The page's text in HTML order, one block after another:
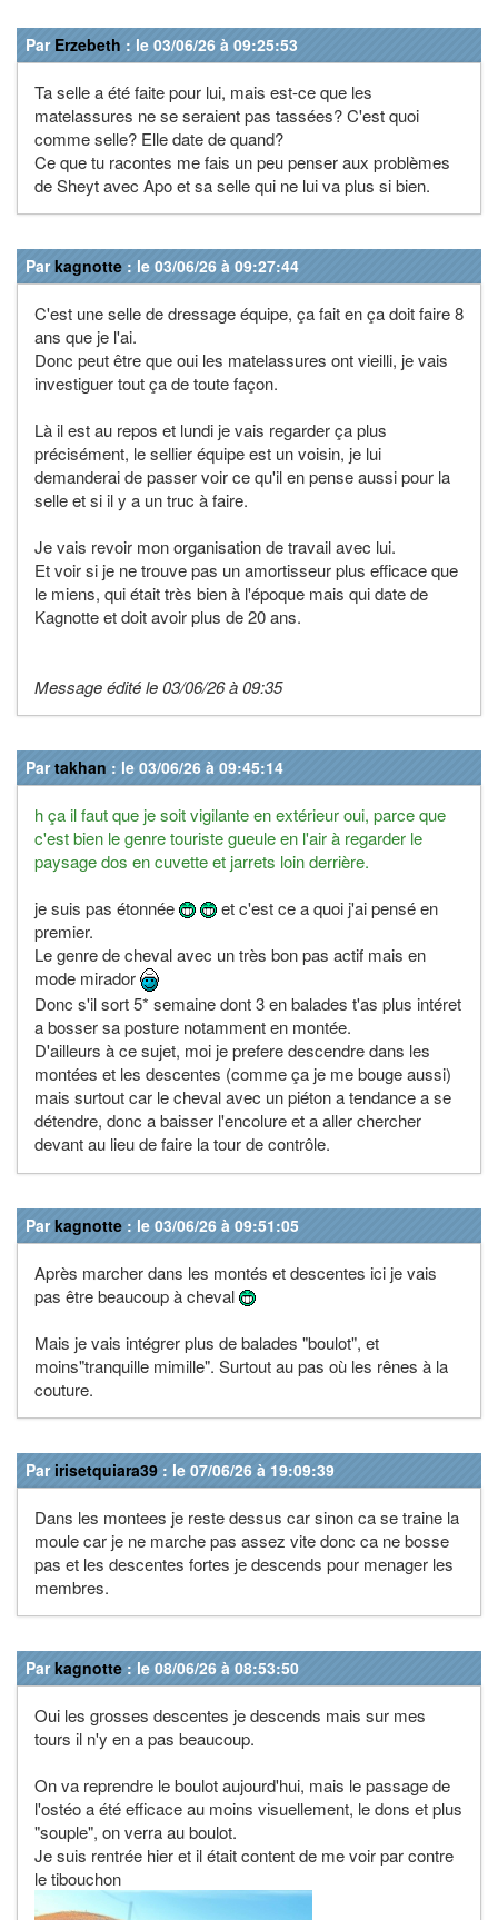
Par Erzebeth : le 03/06/26 à 09:25:53
Ta selle a été faite pour lui, mais est-ce que les
matelassures ne se seraient pas tassées? C'est quoi
comme selle? Elle date de quand?
Ce que tu racontes me fais un peu penser aux problèmes
de Sheyt avec Apo et sa selle qui ne lui va plus si bien.
Parkagnotte : le 03/06/26 à 09:27:44
C'est une selle de dressage équipe, ça fait en ça doit faire 8
ans que je l'ai.
Donc peut être que oui les matelassures ont vieilli, je vais
investiguer tout ça de toute façon.
Là il est au repos et lundi je vais regarder ça plus
précisément, le sellier équipe est un voisin, je lui
demanderai de passer voir ce qu'il en pense aussi pour la
selle et si il y a un truc à faire.
Je vais revoir mon organisation de travail avec lui.
Et voir si je ne trouve pas un amortisseur plus efficace que
le miens, qui était très bien à l'époque mais qui date de
Kagnotte et doit avoir plus de 20 ans.
Message édité le 03/06/26 à 09:35
Partakhan : le 03/06/26 à 09:45:14
h ça il faut que je soit vigilante en extérieur oui, parce que
c'est bien le genre touriste gueule en l'air à regarder le
paysage dos en cuvette et jarrets loin derrière.
je suis pas étonnée
et c'est ce a quoi j'ai pensé en
premier.
Le genre de cheval avec un très bon pas actif mais en
mode mirador
Donc s'il sort 5* semaine dont 3 en balades t'as plus intéret
a bosser sa posture notamment en montée.
D'ailleurs à ce sujet, moi je prefere descendre dans les
montées et les descentes (comme ça je me bouge aussi)
mais surtout car le cheval avec un piéton a tendance a se
détendre, donc a baisser l'encolure et a aller chercher
devant au lieu de faire la tour de contrôle.
Parkagnotte : le 03/06/26 à 09:51:05
Après marcher dans les montés et descentes ici je vais
pas être beaucoup à cheval
Mais je vais intégrer plus de balades "boulot", et
moins"tranquille mimille". Surtout au pas où les rênes à la
couture.
Par irisetquiara39 : le 07/06/26 à 19:09:39
Dans les montees je reste dessus car sinon ca se traine la
moule car je ne marche pas assez vite donc ca ne bosse
pas et les descentes fortes je descends pour menager les
membres.
Parkagnotte : le 08/06/26 à 08:53:50
Oui les grosses descentes je descends mais sur mes
tours il n'y en a pas beaucoup.
On va reprendre le boulot aujourd'hui, mais le passage de
l'ostéo a été efficace au moins visuellement, le dons et plus
"souple", on verra au boulot.
Je suis rentrée hier et il était content de me voir par contre
le tibouchon